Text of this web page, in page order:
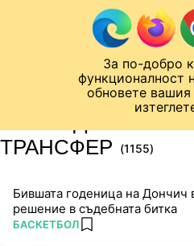
За по-добро
функционалност
обновете
Към съдържанието
Лига на Конференциите
ТРАНСФЕР
(1155)
Бившата годеница на Дончич
решение в съдебната битка
ПОВЕЧЕ ОТ
БАСКЕТБОЛ add favorites